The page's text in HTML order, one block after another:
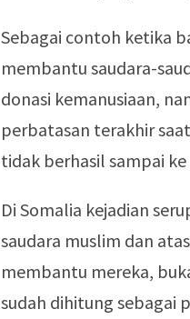
Sebagai contoh ketika
membantu saudara-
donasi kemanusiaan,
perbatasan terakhir
tidak berhasil sampai
Di Somalia kejadian
saudara muslim dan
membantu mereka,
sudah dihitung sebagai